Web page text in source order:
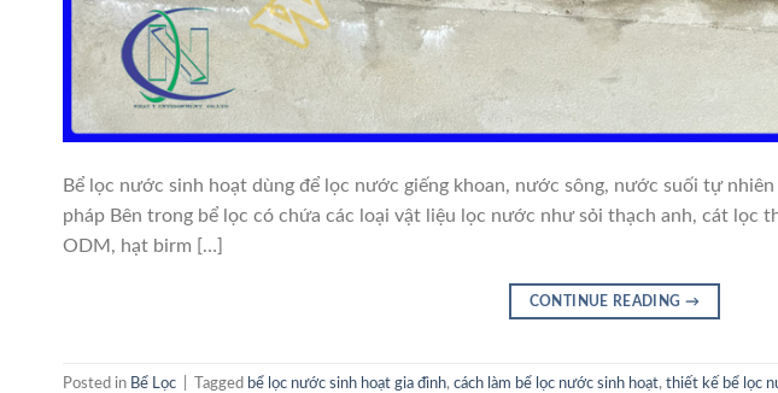
Bể lọc nước sinh hoạt dùng để lọc nước giếng khoan, nước sông, nước suối tự
pháp Bên trong bể lọc có chứa các loại vật liệu lọc nước như sỏi thạch anh, cát lọc
ODM, hạt birm […]
CONTINUE READING →
Posted in Bể Lọc Tagged bể lọc nước sinh hoạt gia đình, cách làm bể lọc nước sinh hoạt, thiết kế bể lọc